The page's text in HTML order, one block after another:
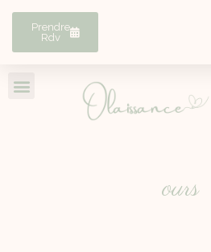
Prendre
Rdv
ours